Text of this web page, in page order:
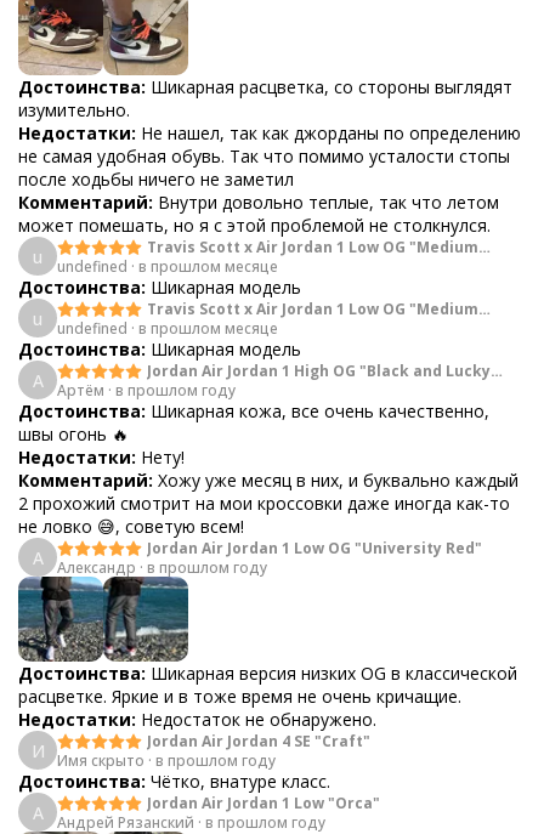
Достоинства: Шикарная расцветка, со стороны выглядят
изумительно.
Недостатки: Не нашел, так как джорданы по определению
не самая удобная обувь. Так что помимо усталости стопы
после ходьбы ничего не заметил
Комментарий: Внутри довольно теплые, так что летом
может помешать, но я с этой проблемой не столкнулся.
u
Travis Scott x Air Jordan 1 Low OG "Medium
Olive"
undefined · в прошлом месяце
Достоинства: Шикарная модель
u
Travis Scott x Air Jordan 1 Low OG "Medium
Olive"
undefined · в прошлом месяце
Достоинства: Шикарная модель
А
Jordan Air Jordan 1 High OG "Black and Lucky
Green"
Артём · в прошлом году
Достоинства: Шикарная кожа, все очень качественно,
швы огонь 🔥
Недостатки: Нету!
Комментарий: Хожу уже месяц в них, и буквально каждый
2 прохожий смотрит на мои кроссовки даже иногда как-то
не ловко 😅, советую всем!
А
Jordan Air Jordan 1 Low OG "University Red"
Александр · в прошлом году
Достоинства: Шикарная версия низких OG в классической
расцветке. Яркие и в тоже время не очень кричащие.
Недостатки: Недостаток не обнаружено.
И
Jordan Air Jordan 4 SE "Craft"
Имя скрыто · в прошлом году
Достоинства: Чётко, внатуре класс.
А
Jordan Air Jordan 1 Low "Orca"
Андрей Рязанский · в прошлом году